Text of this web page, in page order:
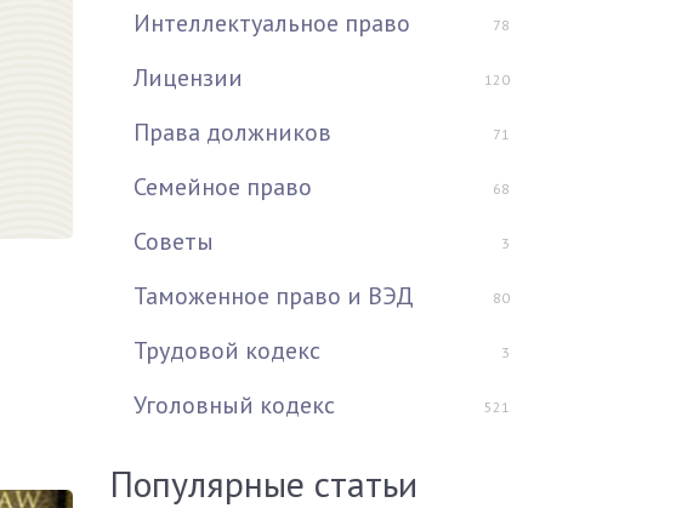
Интеллектуальное право 78
Лицензии 120
Права должников 71
Семейное право 68
Советы 3
Таможенное право и ВЭД 80
Трудовой кодекс 3
Уголовный кодекс 521
Популярные статьи